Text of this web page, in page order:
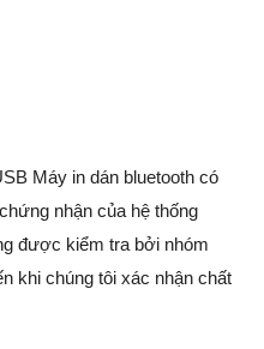
Máy in dán bluetooth có
nhận của hệ thống
được kiểm tra bởi nhóm
khi chúng tôi xác nhận chất